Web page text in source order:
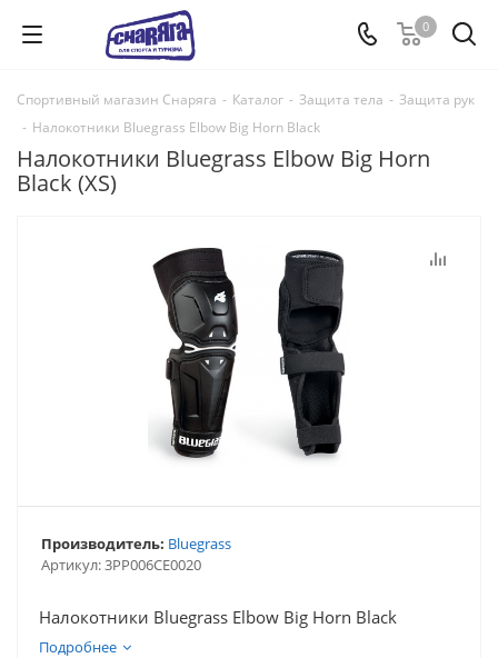
0
Спортивный магазин Снаряга - Каталог - Защита тела - Защита рук
- Налокотники Bluegrass Elbow Big Horn Black
Налокотники Bluegrass Elbow Big Horn
Black (XS)
Артикул:3PP006CE0020
Производитель: Bluegrass
Налокотники Bluegrass Elbow Big Horn Black
Подробнее